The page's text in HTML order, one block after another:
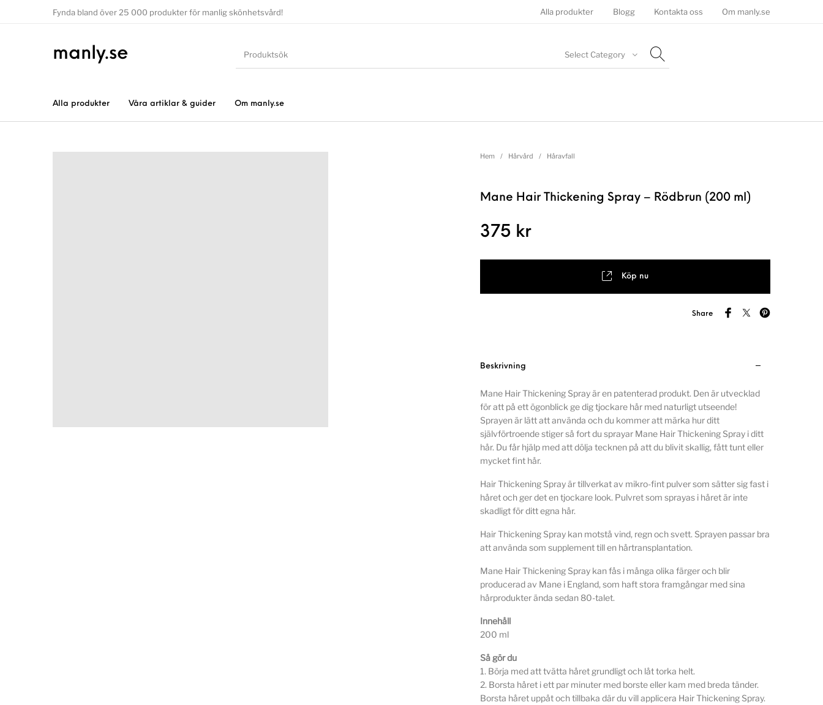
Fynda bland över 25 000 produkter för manlig skönhetsvård! Alla produkter Blogg Kontakta oss Om manly.se
manly.se Select Category
Alla produkter Våra artiklar & guider Om manly.se
Hem / Hårvård / Håravfall
Mane Hair Thickening Spray – Rödbrun (200 ml)
375 kr
Köp nu
Share
Beskrivning
Mane Hair Thickening Spray är en patenterad produkt. Den är utvecklad
för att på ett ögonblick ge dig tjockare hår med naturligt utseende!
Sprayen är lätt att använda och du kommer att märka hur ditt
självförtroende stiger så fort du sprayar Mane Hair Thickening Spray i ditt
hår. Du får hjälp med att dölja tecknen på att du blivit skallig, fått tunt eller
mycket fint hår.
Hair Thickening Spray är tillverkat av mikro-fint pulver som sätter sig fast i
håret och ger det en tjockare look. Pulvret som sprayas i håret är inte
skadligt för ditt egna hår.
Hair Thickening Spray kan motstå vind, regn och svett. Sprayen passar bra
att använda som supplement till en hårtransplantation.
Mane Hair Thickening Spray kan fås i många olika färger och blir
producerad av Mane i England, som haft stora framgångar med sina
hårprodukter ända sedan 80-talet.
Innehåll
200 ml
Så gör du
1. Börja med att tvätta håret grundligt och låt torka helt.
2. Borsta håret i ett par minuter med borste eller kam med breda tänder.
Borsta håret uppåt och tillbaka där du vill applicera Hair Thickening Spray.